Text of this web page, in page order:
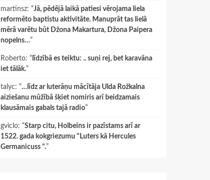
martinsz: “Jā, pēdējā laikā patiesi vērojama liela
reformēto baptistu aktivitāte. Manuprāt tas lielā
mērā varētu būt Džona Makartura, Džona Paipera
nopelns…”
Roberto: “ līdzībā es teiktu: .. suņi rej, bet karavāna
iet tālāk.”
talyc: “…līdz ar luterāņu mācītāja Ulda Rožkalna
aiziešanu mūžībā šķiet nomiris arī beidzamais
klausāmais gabals tajā radio”
gviclo: “Starp citu, Holbeins ir pazīstams arī ar
1522. gada kokgriezumu "Luters kā Hercules
Germanicuss ".”